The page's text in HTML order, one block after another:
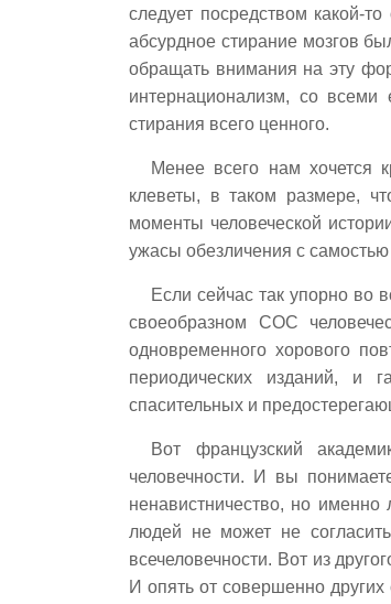
следует посредством какой-
абсурдное стирание мозгов
обращать внимания на эту
интернационализм, со всеми
стирания всего ценного.
Менее всего нам хочется
клеветы, в таком размере,
моменты человеческой
ужасы обезличения с
Если сейчас так упорно во
своеобразном СОС
одновременного хорового
периодических изданий, и
спасительных и
Вот французский
человечности. И вы
ненавистничество, но
людей не может не
всечеловечности. Вот из
И опять от совершенно